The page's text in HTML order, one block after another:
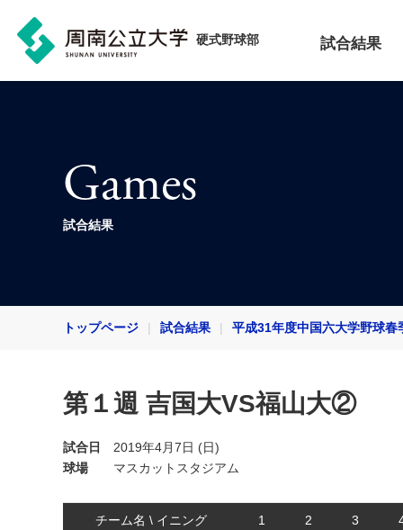
硬式野球部 試合結果
Games
試合結果
トップページ 試合結果 平成31年度中国六大学野球春
第１週 吉国大VS福山大②
試合日
2019年4月7日 (日)
球場
マスカットスタジアム
チーム名 \ イニング 1 2 3